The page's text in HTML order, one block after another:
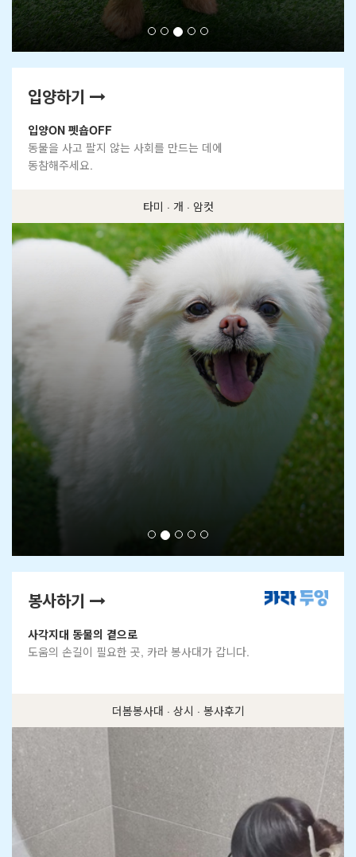
입양하기
입양ON 펫숍OFF
동물을 사고 팔지 않는 사회를 만드는 데에
동참해주세요.
썸머 · 개 · 암컷
타미 · 개 · 암컷
고운 · 개 · 수컷
찬스 · 개 · 수컷
차차 · 고양이 · 암컷
봉사하기
사각지대 동물의 곁으로
도움의 손길이 필요한 곳, 카라 봉사대가 갑니다.
더봄센터 · 상시 · 돌봄봉사
더봄봉사대 · 상시 · 봉사후기
비행 · 상시 · 이동봉사